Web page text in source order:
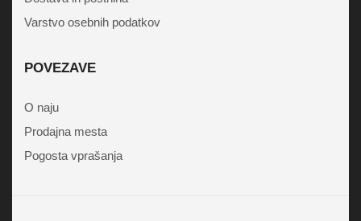
Varstvo osebnih podatkov
POVEZAVE
O naju
Prodajna mesta
Pogosta vprašanja